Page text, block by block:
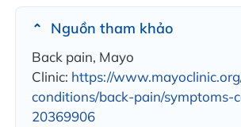
Nguồn tham khảo
Back pain, Mayo
Clinic: https://
conditions/back-pain/symptoms-
20369906